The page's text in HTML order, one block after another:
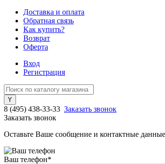
Доставка и оплата
Обратная связь
Как купить?
Возврат
Оферта
Вход
Регистрация
8 (495) 438-33-33 Заказать звонок
Заказать звонок
Оставьте Ваше сообщение и контактные
Ваш телефон*